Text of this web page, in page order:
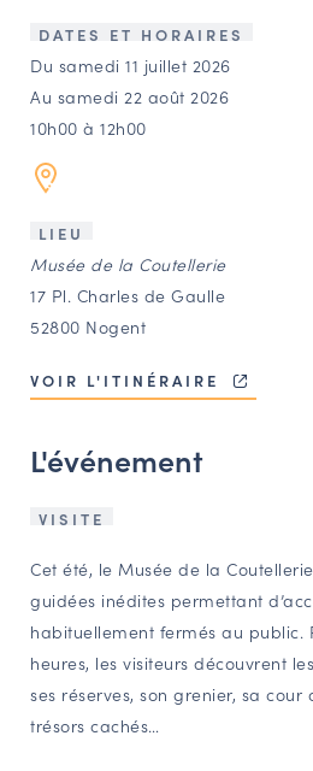
CONTACT
Agenda
Annuaire
Ressources
OFFRES D’EMPLOI ET
OUTILS EN LIGNE
Espace
NAVIGATION FILTRÉE
PORTAIL CULTURE
Comité d'Histoire Régionale
Service Inventaire et Patrimoines
DATES ET HORAIRES
Du samedi 11 juillet 2026
Au samedi 22 août 2026
10h00 à 12h00
LIEU
Musée de la Coutellerie
17 Pl. Charles de Gaulle
52800 Nogent
VOIR L'ITINÉRAIRE
L'événement
VISITE
Cet été, le Musée de la
guidées inédites permettant
habituellement fermés au public.
heures, les visiteurs découvrent
ses réserves, son grenier, sa
trésors cachés…